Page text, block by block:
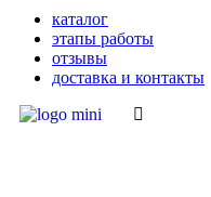
каталог
этапы работы
отзывы
доставка и контакты